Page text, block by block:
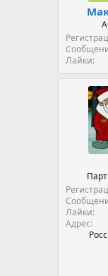
Лайки
Лайки
Адрес